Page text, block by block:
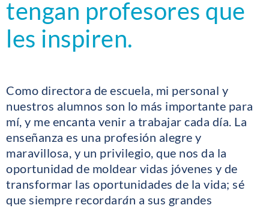
tengan profesores que
les inspiren.
Como directora de escuela, mi personal y
nuestros alumnos son lo más importante para
mí, y me encanta venir a trabajar cada día. La
enseñanza es una profesión alegre y
maravillosa, y un privilegio, que nos da la
oportunidad de moldear vidas jóvenes y de
transformar las oportunidades de la vida; sé
que siempre recordarán a sus grandes